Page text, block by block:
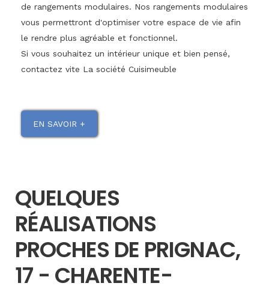
de rangements modulaires. Nos rangements modulaires
vous permettront d'optimiser votre espace de vie afin
le rendre plus agréable et fonctionnel.
Si vous souhaitez un intérieur unique et bien pensé,
contactez vite La société Cuisimeuble
EN SAVOIR +
QUELQUES
RÉALISATIONS
PROCHES DE PRIGNAC,
17 - CHARENTE-